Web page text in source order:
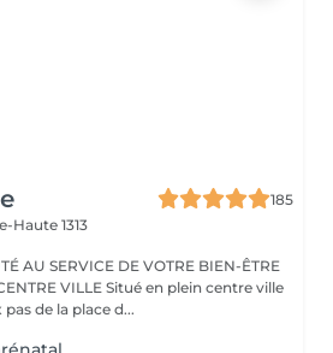
185
Haute 1313
AU SERVICE DE VOTRE BIEN-ÊTRE
en plein centre ville
de la place d...